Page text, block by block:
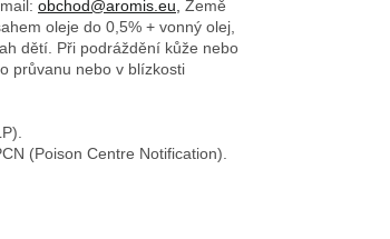
obchod@aromis.eu, Země
oleje do 0,5% + vonný olej,
dětí. Při podráždění kůže nebo
průvanu nebo v blízkosti
(Poison Centre Notification).